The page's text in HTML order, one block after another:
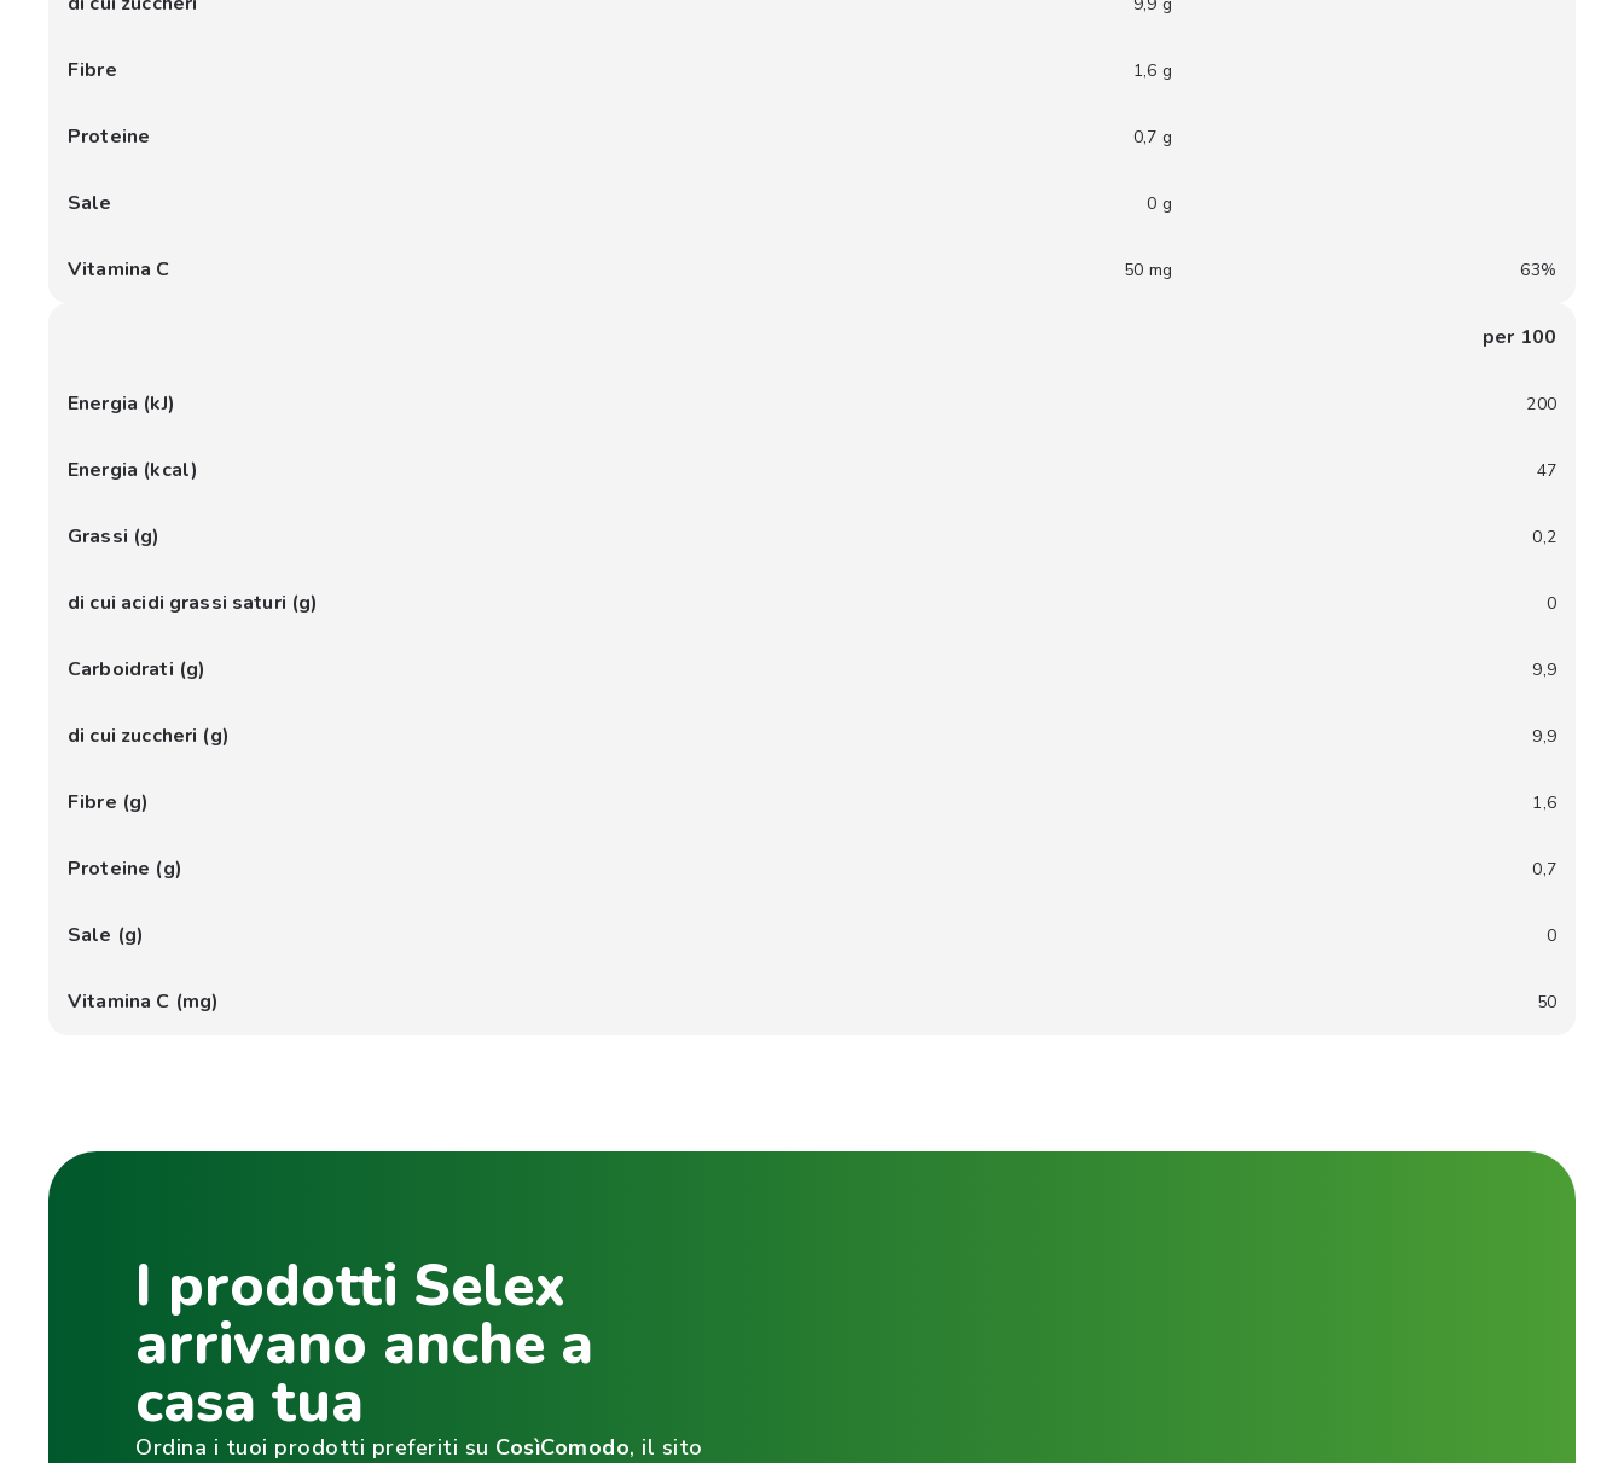
Fibre 1,6 g
Proteine 0,7 g
Sale 0 g
Vitamina C 50 mg 63%
per 100
Energia (kJ) 200
Energia (kcal) 47
Grassi (g) 0,2
di cui acidi grassi saturi (g) 0
Carboidrati (g) 9,9
di cui zuccheri (g) 9,9
Fibre (g) 1,6
Proteine (g) 0,7
Sale (g) 0
Vitamina C (mg) 50
I prodotti Selex
arrivano anche a
casa tua
Ordina i tuoi prodotti preferiti su CosìComodo, il sito